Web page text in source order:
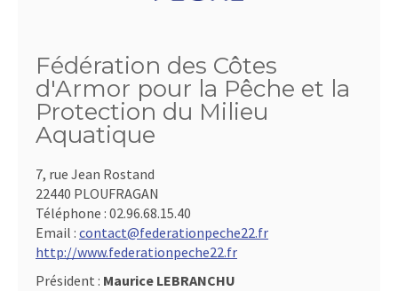
Fédération des Côtes
d'Armor pour la Pêche et la
Protection du Milieu
Aquatique
7, rue Jean Rostand
22440 PLOUFRAGAN
Téléphone : 02.96.68.15.40
Email : contact@federationpeche22.fr
http://www.federationpeche22.fr
Président : Maurice LEBRANCHU